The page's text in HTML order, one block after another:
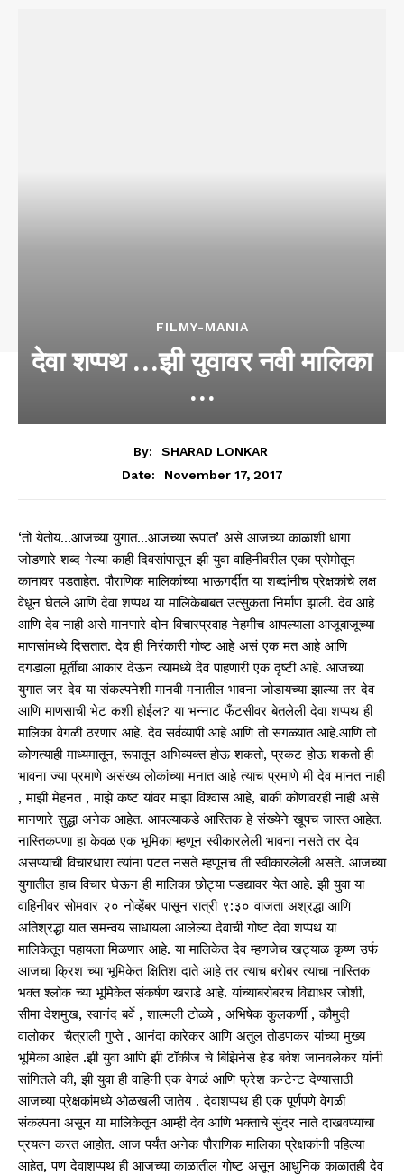
FILMY-MANIA
देवा शप्पथ …झी युवावर नवी मालिका
…
By:
SHARAD LONKAR
Date:
November 17, 2017
‘तो येतोय…आजच्या युगात…आजच्या रूपात’ असे आजच्या काळाशी धागा
जोडणारे शब्द गेल्या काही दिवसांपासून झी युवा वाहिनीवरील एका प्रोमोतून
कानावर पडताहेत.पौराणिक मालिकांच्या भाऊगर्दीत या शब्दांनीच प्रेक्षकांचे लक्ष
वेधून घेतले आणि देवा शप्पथ या मालिकेबाबत उत्सुकता निर्माण झाली.देव आहे
आणि देव नाही असे मानणारे दोन विचारप्रवाह नेहमीच आपल्याला आजूबाजूच्या
माणसांमध्ये दिसतात.देव ही निरंकारी गोष्ट आहे असं एक मत आहे आणि
दगडाला मूर्तीचा आकार देऊन त्यामध्ये देव पाहणारी एक दृष्टी आहे. आजच्या
युगात जर देव या संकल्पनेशी मानवी मनातील भावना जोडायच्या झाल्या तर देव
आणि माणसाची भेट कशी होईल?या भन्नाट फँटसीवर बेतलेली देवा शप्पथ ही
मालिका वेगळी ठरणार आहे.देव सर्वव्यापी आहे आणि तो सगळ्यात आहे.आणि तो
कोणत्याही माध्यमातून,रूपातून अभिव्यक्त होऊ शकतो,प्रकट होऊ शकतो ही
भावना ज्या प्रमाणे असंख्य लोकांच्या मनात आहे त्याच प्रमाणे मी देव मानत नाही
,माझी मेहनत,माझे कष्ट यांवर माझा विश्वास आहे,बाकी कोणावरही नाही असे
मानणारे सुद्धा अनेक आहेत. आपल्याकडे आस्तिक हे संख्येने खूपच जास्त आहेत.
नास्तिकपणा हा केवळ एक भूमिका म्हणून स्वीकारलेली भावना नसते तर देव
असण्याची विचारधारा त्यांना पटत नसते म्हणूनच ती स्वीकारलेली असते. आजच्या
युगातील हाच विचार घेऊन ही मालिका छोट्या पडद्यावर येत आहे.झी युवा या
वाहिनीवर सोमवार २० नोव्हेंबर पासून रात्री ९:३० वाजता अश्रद्धा आणि
अतिश्रद्धा यात समन्वय साधायला आलेल्या देवाची गोष्ट देवा शप्पथ या
मालिकेतून पहायला मिळणार आहे.या मालिकेत देव म्हणजेच खट्याळ कृष्ण उर्फ
आजचा क्रिश च्या भूमिकेत क्षितिश दाते आहे तर त्याच बरोबर त्याचा नास्तिक
भक्त श्लोक च्या भूमिकेत संकर्षण खराडे आहे.यांच्याबरोबरच विद्याधर जोशी,
सीमा देशमुख,स्वानंद बर्वे,शाल्मली टोळ्ये, अभिषेक कुलकर्णी,कौमुदी
वालोकर चैत्राली गुप्ते, आनंदा कारेकर आणि अतुल तोडणकर यांच्या मुख्य
भूमिका आहेत.झी युवा आणि झी टॉकीज चे बिझिनेस हेड बवेश जानवलेकर यांनी
सांगितले की,झी युवा ही वाहिनी एक वेगळं आणि फ्रेश कन्टेन्ट देण्यासाठी
आजच्या प्रेक्षकांमध्ये ओळखली जातेय.देवाशप्पथ ही एक पूर्णपणे वेगळी
संकल्पना असून या मालिकेतून आम्ही देव आणि भक्ताचे सुंदर नाते दाखवण्याचा
प्रयत्न करत आहोत. आज पर्यंत अनेक पौराणिक मालिका प्रेक्षकांनी पहिल्या
आहेत,पण देवाशप्पथ ही आजच्या काळातील गोष्ट असून आधुनिक काळातही देव